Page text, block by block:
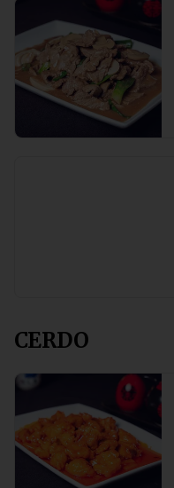
CERDO